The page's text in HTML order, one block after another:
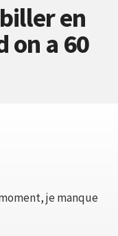
en
on a 60
je manque